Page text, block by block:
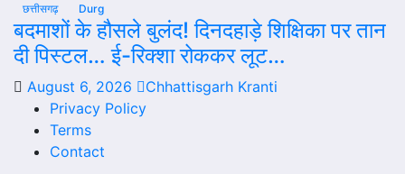
छत्तीसगढ़ Durg
बदमाशों के हौसले बुलंद! दिनदहाड़े शिक्षिका पर तान
दी पिस्टल… ई-रिक्शा रोककर लूट…
August 6, 2026
Chhattisgarh Kranti
Privacy Policy
Terms
Contact